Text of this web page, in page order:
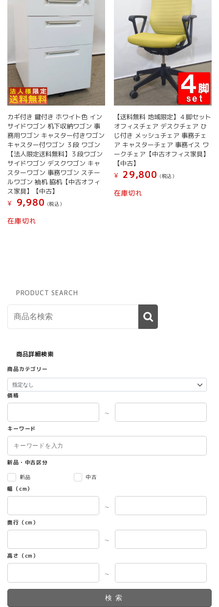
カギ付き 鍵付き ホワイト色 イン
サイドワゴン 机下収納ワゴン 事
務用ワゴン キャスター付きワゴン
キャスター付ワゴン ３段 ワゴン
【法人限定送料無料】３段ワゴン
サイドワゴン デスクワゴン キャ
スターワゴン 事務ワゴン スチー
ルワゴン 袖机 脇机【中古オフィ
ス家具】【中古】
¥
9,980 (税込）
在庫切れ
【送料無料 地域限定】４脚セット
オフィスチェア デスクチェア ひ
じ付き メッシュチェア 事務チェ
ア キャスターチェア 事務イス ワ
ークチェア【中古オフィス家具】
【中古】
¥ 29,800 (税込）
在庫切れ
PRODUCT SEARCH
商品詳細検索
商品カテゴリー
価格
～
キーワード
新品・中古区分
新品
中古
幅（cm）
～
奥行（cm）
～
高さ（cm）
～
検索